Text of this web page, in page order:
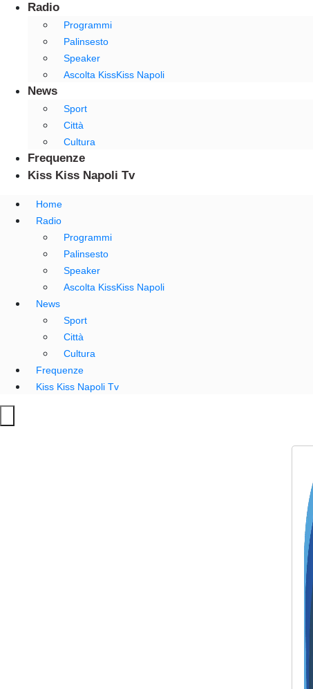
Radio
Programmi
Palinsesto
Speaker
Ascolta KissKiss Napoli
News
Sport
Città
Cultura
Frequenze
Kiss Kiss Napoli Tv
Home
Radio
Programmi
Palinsesto
Speaker
Ascolta KissKiss Napoli
News
Sport
Città
Cultura
Frequenze
Kiss Kiss Napoli Tv